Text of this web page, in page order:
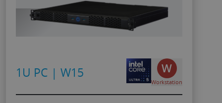
1U PC | W15 W
Workstation